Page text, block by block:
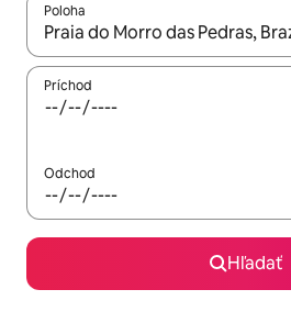
Poloha
Keď budú výsledky k dispozícii,
Príchod
Odchod
Hľadať